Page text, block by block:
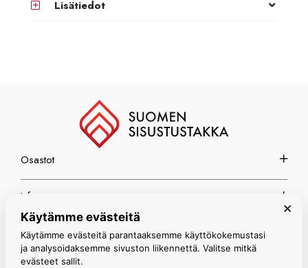
Lisätiedot
Osastot
Info
Espoon myymälä
×
Käytämme evästeitä
Käytämme evästeitä parantaaksemme käyttökokemustasi
ja analysoidaksemme sivuston liikennettä. Valitse mitkä
evästeet sallit.